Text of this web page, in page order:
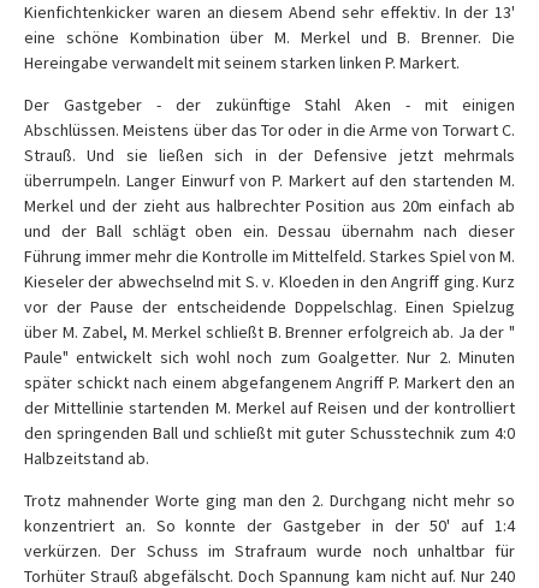
Kienfichtenkicker waren an diesem Abend sehr effektiv. In der 13'
eine schöne Kombination über M. Merkel und B. Brenner. Die
Hereingabe verwandelt mit seinem starken linken P. Markert.
Der Gastgeber - der zukünftige Stahl Aken - mit einigen
Abschlüssen. Meistens über das Tor oder in die Arme von Torwart C.
Strauß. Und sie ließen sich in der Defensive jetzt mehrmals
überrumpeln. Langer Einwurf von P. Markert auf den startenden M.
Merkel und der zieht aus halbrechter Position aus 20m einfach ab
und der Ball schlägt oben ein. Dessau übernahm nach dieser
Führung immer mehr die Kontrolle im Mittelfeld. Starkes Spiel von M.
Kieseler der abwechselnd mit S. v. Kloeden in den Angriff ging. Kurz
vor der Pause der entscheidende Doppelschlag. Einen Spielzug
über M. Zabel, M. Merkel schließt B. Brenner erfolgreich ab. Ja der "
Paule" entwickelt sich wohl noch zum Goalgetter. Nur 2. Minuten
später schickt nach einem abgefangenem Angriff P. Markert den an
der Mittellinie startenden M. Merkel auf Reisen und der kontrolliert
den springenden Ball und schließt mit guter Schusstechnik zum 4:0
Halbzeitstand ab.
Trotz mahnender Worte ging man den 2. Durchgang nicht mehr so
konzentriert an. So konnte der Gastgeber in der 50' auf 1:4
verkürzen. Der Schuss im Strafraum wurde noch unhaltbar für
Torhüter Strauß abgefälscht. Doch Spannung kam nicht auf. Nur 240